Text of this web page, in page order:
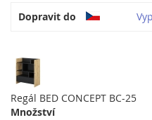
Dopravit do
Regál BED CONCEPT BC-25
Množství